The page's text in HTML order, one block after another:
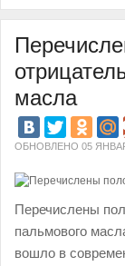
масла
ОБНОВЛЕНО 05
Перечислены
пальмового
вошло в